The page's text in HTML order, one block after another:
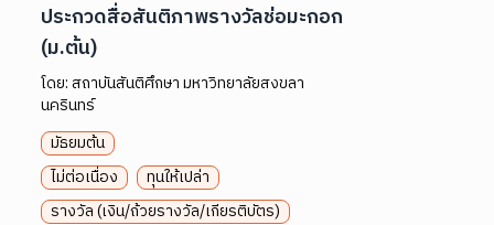
ประกวดสื่อสันติภาพรางวัลช่อมะกอก
(ม.ต้น)
โดย:สถาบันสันติศึกษา มหาวิทยาลัยสงขลา
นครินทร์
มัธยมต้น
ไม่ต่อเนื่อง
ทุนให้เปล่า
รางวัล (เงิน/ถ้วยรางวัล/เกียรติบัตร)